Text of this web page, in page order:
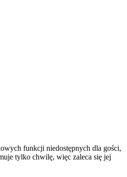
funkcji niedostępnych dla gości,
tylko chwilę, więc zaleca się jej